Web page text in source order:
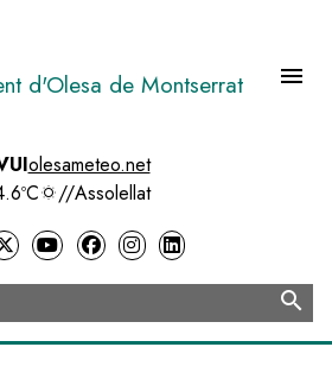
d'Olesa de Montserrat menu
olesameteo.net
//Assolellat
search